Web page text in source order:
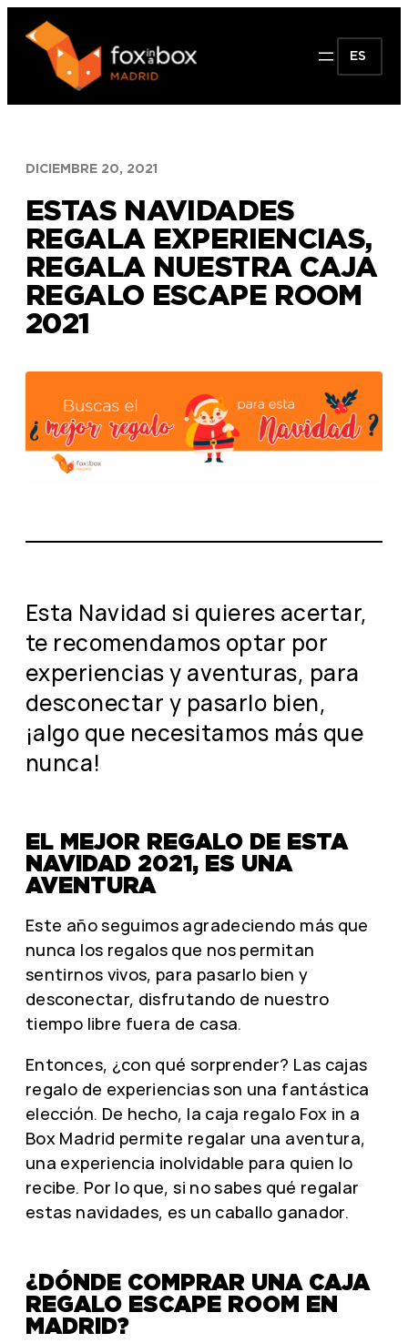
Saltar
contenido
ES
DICIEMBRE 20, 2021
ESTAS NAVIDADES
REGALA EXPERIENCIAS,
REGALA NUESTRA CAJA
REGALO ESCAPE ROOM
2021
Esta Navidad si quieres acertar,
te recomendamos optar por
experiencias y aventuras, para
desconectar y pasarlo bien,
¡algo que necesitamos más que
nunca!
EL MEJOR REGALO DE ESTA
NAVIDAD 2021, ES UNA
AVENTURA
Este año seguimos agradeciendo más que
nunca los regalos que nos permitan
sentirnos vivos, para pasarlo bien y
desconectar, disfrutando de nuestro
tiempo libre fuera de casa.
Entonces, ¿con qué sorprender? Las cajas
regalo de experiencias son una fantástica
elección. De hecho, la caja regalo Fox in a
Box Madrid permite regalar una aventura,
una experiencia inolvidable para quien lo
recibe. Por lo que, si no sabes qué regalar
estas navidades, es un caballo ganador.
¿DÓNDE COMPRAR UNA CAJA
REGALO ESCAPE ROOM EN
MADRID?